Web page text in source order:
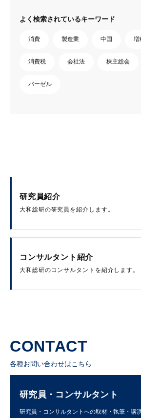
よく検索されているキーワード
消費 製造業 中国 増
消費税 会社法 株主総会
バーゼル
研究員紹介
大和総研の研究員を紹介します。
コンサルタント紹介
大和総研のコンサルタントを紹介します。
CONTACT
各種お問い合わせはこちら
研究員・コンサルタント
研究員・コンサルタントへの取材・執筆・講